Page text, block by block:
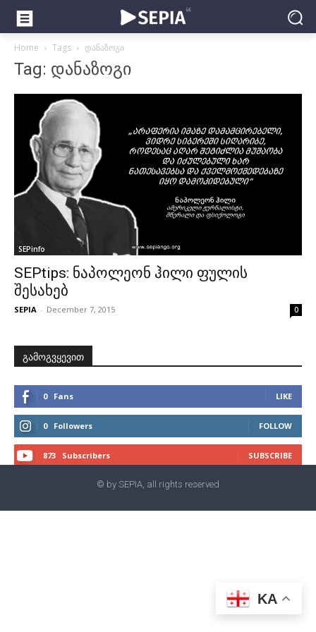
Home Tags დანაზოგი
Tag: დანაზოგი
SEPinfo
SEPtips: ნაპოლეონ ჰილი ფულის
შესახებ
SEPIA - December 7, 2015 0
გამოგვყევით
0 Fans LIKE
0 Followers FOLLOW
873 Subscribers SUBSCRIBE
© by SEPIA, all rights reserved
KA